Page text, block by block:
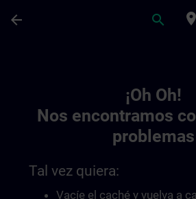
arrow_back search place
¡Oh Oh!
Nos encontramos
problemas
Tal vez quiera:
Vacíe el caché y vuelva a